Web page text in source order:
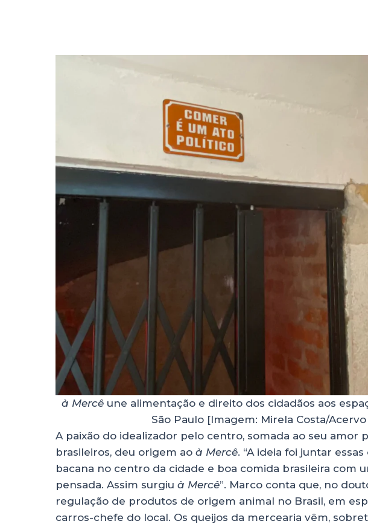
à Mercê une alimentação e direito dos cidadãos aos
São Paulo [Imagem: Mirela Costa/Acervo
A paixão do idealizador pelo centro, somada ao seu amor
brasileiros, deu origem ao à Mercê. “A ideia foi juntar
bacana no centro da cidade e boa comida brasileira com
pensada. Assim surgiu à Mercê”. Marco conta que, no
regulação de produtos de origem animal no Brasil, em
carros-chefe do local. Os queijos da mercearia vêm,